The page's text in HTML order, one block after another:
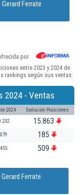
Ferrate
por
entre 2023 y 2024 de
rankings según sus ventas:
2024 - Ventas
2024 Evolución Posiciones
15.863
185
509
Ferrate